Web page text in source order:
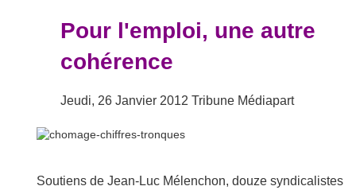
Pour l'emploi, une autre
cohérence
Jeudi, 26 Janvier 2012 Tribune Médiapart
Soutiens de Jean-Luc Mélenchon, douze syndicalistes